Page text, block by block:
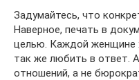
Задумайтесь, что
Наверное, печать в
целью. Каждой женщине
так же любить в ответ.
отношений, а не